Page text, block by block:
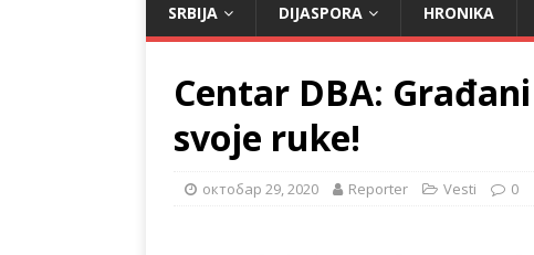
SRBIJA DIJASPORA HRONIKA
Centar DBA:
svoje ruke!
октобар 29, 2020 Reporter Vesti 0